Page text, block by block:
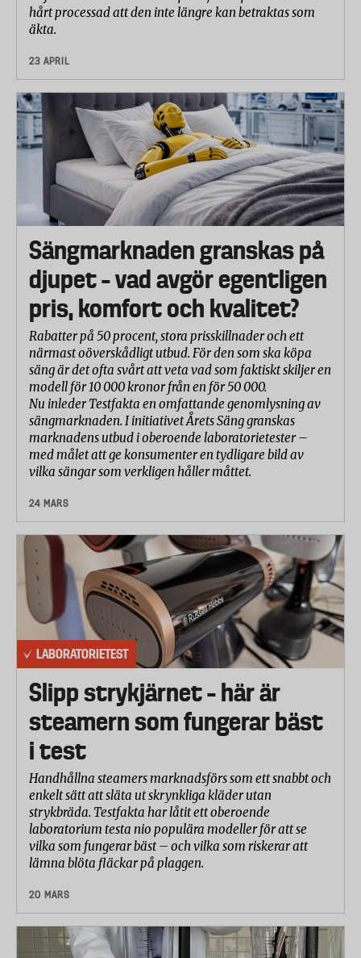
hårt processad att den inte längre kan betraktas som
äkta.
23 APRIL
Sängmarknaden granskas på
djupet – vad avgör egentligen
pris, komfort och kvalitet?
Rabatter på 50 procent, stora prisskillnader och ett
närmast oöverskådligt utbud. För den som ska köpa
säng är det ofta svårt att veta vad som faktiskt skiljer en
modell för 10 000 kronor från en för 50 000.
Nu inleder Testfakta en omfattande genomlysning av
sängmarknaden. I initiativet Årets Säng granskas
marknadens utbud i oberoende laboratorietester –
med målet att ge konsumenter en tydligare bild av
vilka sängar som verkligen håller måttet.
24 MARS
LABORATORIETEST
Slipp strykjärnet – här är
steamern som fungerar bäst
i test
Handhållna steamers marknadsförs som ett snabbt och
enkelt sätt att släta ut skrynkliga kläder utan
strykbräda. Testfakta har låtit ett oberoende
laboratorium testa nio populära modeller för att se
vilka som fungerar bäst – och vilka som riskerar att
lämna blöta fläckar på plaggen.
20 MARS